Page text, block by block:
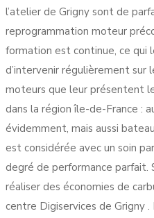
l’atelier de Grigny sont de
reprogrammation moteur
formation est continue, ce qui
d’intervenir régulièrement sur
moteurs que leur présentent
dans la région île-de-France :
évidemment, mais aussi
est considérée avec un soin
degré de performance parfait.
réaliser des économies de
centre Digiservices de Grigny